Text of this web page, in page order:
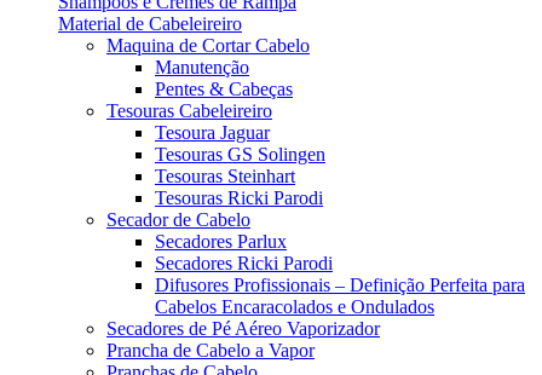
Material de Cabeleireiro
Maquina de Cortar Cabelo
Manutenção
Pentes & Cabeças
Tesouras Cabeleireiro
Tesoura Jaguar
Tesouras GS Solingen
Tesouras Steinhart
Tesouras Ricki Parodi
Secador de Cabelo
Secadores Parlux
Secadores Ricki Parodi
Difusores Profissionais – Definição Perfeita para
Cabelos Encaracolados e Ondulados
Secadores de Pé Aéreo Vaporizador
Prancha de Cabelo a Vapor